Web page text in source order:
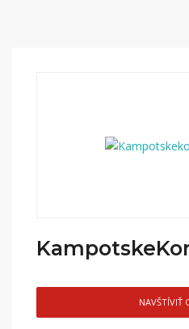
NAVŠTÍVIŤ